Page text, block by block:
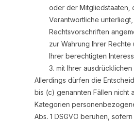
oder der Mitgliedstaaten,
Verantwortliche
Rechtsvorschriften
zur Wahrung Ihrer
Ihrer berechtigten
mit Ihrer
Allerdings dürfen die
bis (c) genannten Fällen nicht
Kategorien
Abs. 1 DSGVO beruhen,